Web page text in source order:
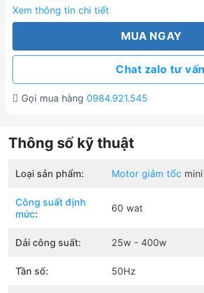
Xem thông tin chi tiết
MUA NGAY
Chat zalo tư vấn
Gọi mua hàng 0984.921.545
Thông số kỹ thuật
Loại sản phẩm: Motor giảm tốc
Công suất định
mức: 60 wat
Dải công suất: 25w - 400w
Tần số: 50Hz